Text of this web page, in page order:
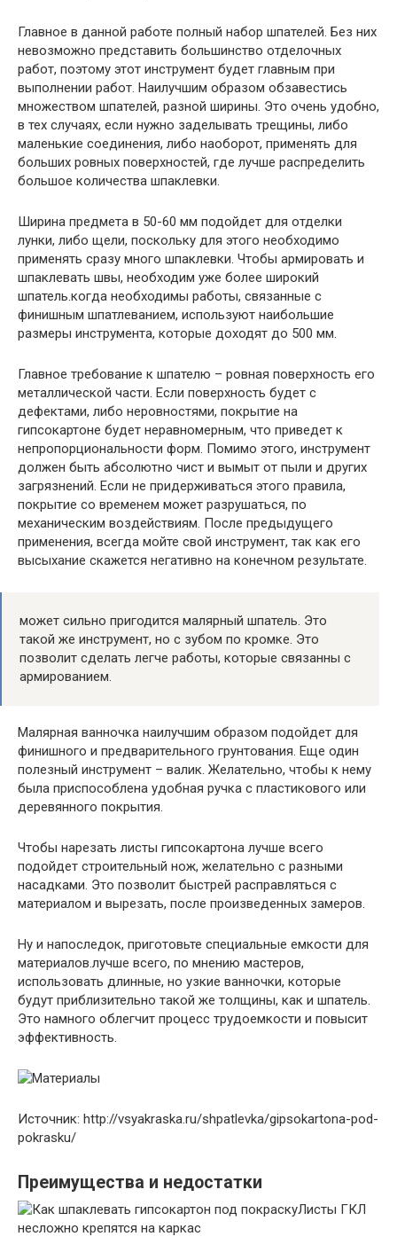
Главное в данной работе полный набор шпателей. Без них
невозможно представить большинство отделочных
работ, поэтому этот инструмент будет главным при
выполнении работ. Наилучшим образом обзавестись
множеством шпателей, разной ширины. Это очень удобно,
в тех случаях, если нужно заделывать трещины, либо
маленькие соединения, либо наоборот, применять для
больших ровных поверхностей, где лучше распределить
большое количества шпаклевки.
Ширина предмета в 50-60 мм подойдет для отделки
лунки, либо щели, поскольку для этого необходимо
применять сразу много шпаклевки. Чтобы армировать и
шпаклевать швы, необходим уже более широкий
шпатель.когда необходимы работы, связанные с
финишным шпатлеванием, используют наибольшие
размеры инструмента, которые доходят до 500 мм.
Главное требование к шпателю – ровная поверхность его
металлической части. Если поверхность будет с
дефектами, либо неровностями, покрытие на
гипсокартоне будет неравномерным, что приведет к
непропорциональности форм. Помимо этого, инструмент
должен быть абсолютно чист и вымыт от пыли и других
загрязнений. Если не придерживаться этого правила,
покрытие со временем может разрушаться, по
механическим воздействиям. После предыдущего
применения, всегда мойте свой инструмент, так как его
высыхание скажется негативно на конечном результате.
может сильно пригодится малярный шпатель. Это
такой же инструмент, но с зубом по кромке. Это
позволит сделать легче работы, которые связанны с
армированием.
Малярная ванночка наилучшим образом подойдет для
финишного и предварительного грунтования. Еще один
полезный инструмент – валик. Желательно, чтобы к нему
была приспособлена удобная ручка с пластикового или
деревянного покрытия.
Чтобы нарезать листы гипсокартона лучше всего
подойдет строительный нож, желательно с разными
насадками. Это позволит быстрей расправляться с
материалом и вырезать, после произведенных замеров.
Ну и напоследок, приготовьте специальные емкости для
материалов.лучше всего, по мнению мастеров,
использовать длинные, но узкие ванночки, которые
будут приблизительно такой же толщины, как и шпатель.
Это намного облегчит процесс трудоемкости и повысит
эффективность.
Источник: http://vsyakraska.ru/shpatlevka/gipsokartona-pod-
pokrasku/
Преимущества и недостатки
Листы ГКЛ
несложно крепятся на каркас